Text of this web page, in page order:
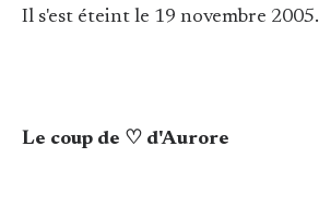
Il s'est éteint le 19 novembre 2005.
Le coup de ♡ d'Aurore